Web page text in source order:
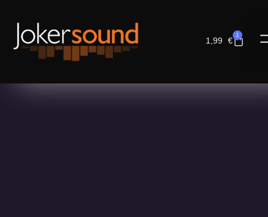
1,99 €
1